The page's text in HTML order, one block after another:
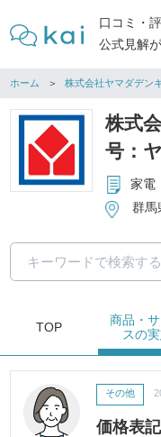
口コミ・
公式見解
ホーム 株式会社ヤマダデン
株式
号：
群馬
TOP
商品・
スの
価格表
その他